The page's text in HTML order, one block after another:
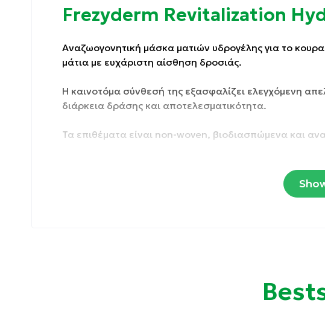
Frezyderm Revitalization
Αναζωογονητική μάσκα ματιών υδρογέλης για το
μάτια με ευχάριστη αίσθηση δροσιάς.
Η καινοτόμα σύνθεσή της εξασφαλίζει ελεγχόμενη
διάρκεια δράσης και αποτελεσματικότητα.
Τα επιθέματα είναι non-woven, βιοδιασπώμενα και